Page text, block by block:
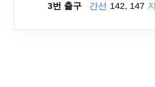
3번 출구
간선 142, 147